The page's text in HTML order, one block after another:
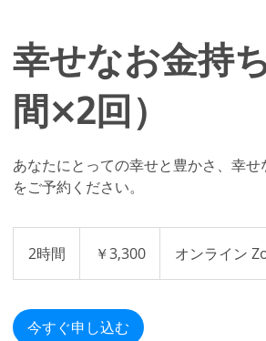
幸せなお金持
間×2回）
あなたにとっての幸せと豊かさ、幸
をご予約ください。
2時間
時
￥3,300 オンライン
今すぐ申し込む